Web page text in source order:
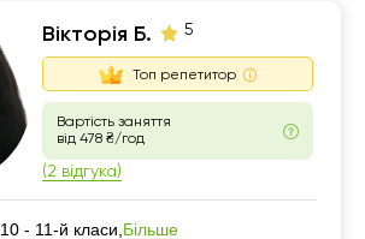
Вікторія Б. 5
Топ репетитор
Вартість заняття
від 478 ₴/год
(2 відгука)
10 - 11-й класи, Більше